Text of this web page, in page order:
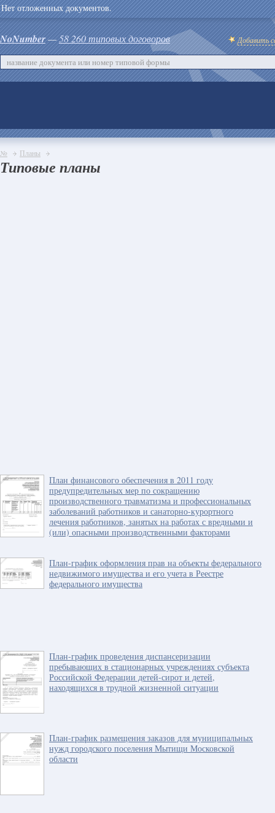
Нет отложенных документов.
NoNumber—58 260 типовых договоров Добавить
№ Планы
Типовые планы
План финансового обеспечения в 2011 году
предупредительных мер по сокращению
производственного травматизма и профессиональных
заболеваний работников и санаторно-курортного
лечения работников, занятых на работах с вредными и
(или) опасными производственными факторами
План-график оформления прав на объекты федерального
недвижимого имущества и его учета в Реестре
федерального имущества
План-график проведения диспансеризации
пребывающих в стационарных учреждениях субъекта
Российской Федерации детей-сирот и детей,
находящихся в трудной жизненной ситуации
План-график размещения заказов для муниципальных
нужд городского поселения Мытищи Московской
области